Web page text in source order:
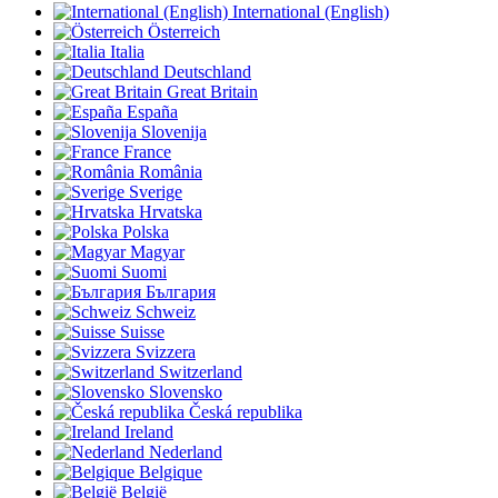
International (English)
Österreich
Italia
Deutschland
Great Britain
España
Slovenija
France
România
Sverige
Hrvatska
Polska
Magyar
Suomi
България
Schweiz
Suisse
Svizzera
Switzerland
Slovensko
Česká republika
Ireland
Nederland
Belgique
België